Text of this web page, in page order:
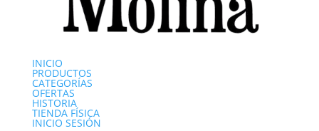
INICIO
PRODUCTOS
CATEGORÍAS
OFERTAS
HISTORIA
TIENDA FÍSICA
INICIO SESIÓN